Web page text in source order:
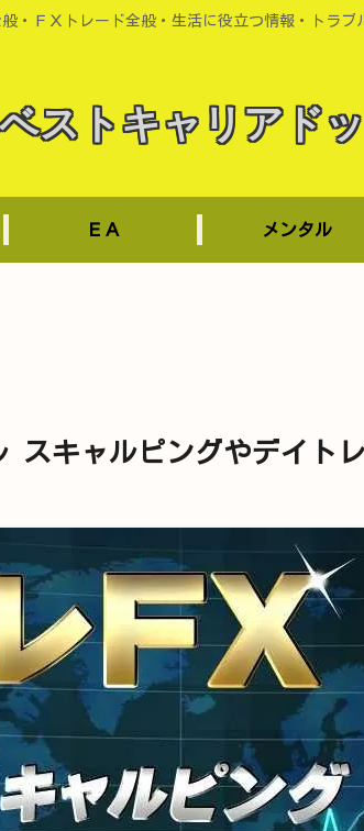
・ＦＸトレード全般・生活に役立つ情報・トラブ
ストキャリアド
ＥＡ メンタル
スキャルピングやデイト